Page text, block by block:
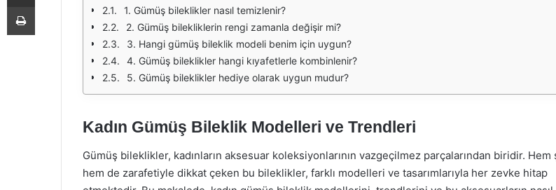
1. Gümüş bileklikler nasıl temizlenir?
2. Gümüş bilekliklerin rengi zamanla değişir mi?
3. Hangi gümüş bileklik modeli benim için uygun?
4. Gümüş bileklikler hangi kıyafetlerle kombinlenir?
5. Gümüş bileklikler hediye olarak uygun mudur?
Kadın Gümüş Bileklik Modelleri ve Trendleri
Gümüş bileklikler, kadınların aksesuar koleksiyonlarının vazgeçilmez parçalarından biridir. Hem
hem de zarafetiyle dikkat çeken bu bileklikler, farklı modelleri ve tasarımlarıyla her zevke hitap